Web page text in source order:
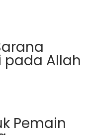
pada Allah
Pemain